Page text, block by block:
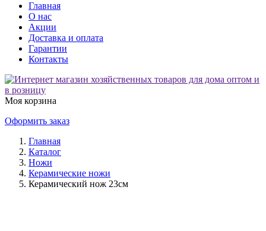
Главная
О нас
Акции
Доставка и оплата
Гарантии
Контакты
Моя корзина
Оформить заказ
Главная
Каталог
Ножи
Керамические ножи
Керамический нож 23см